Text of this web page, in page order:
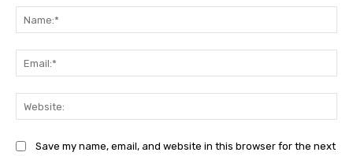
Save my name, email, and website in this browser for the next